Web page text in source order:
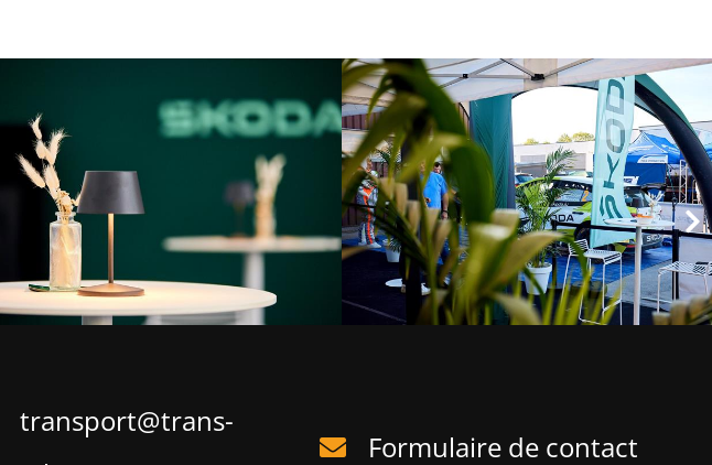
transport@trans-
Formulaire de contact